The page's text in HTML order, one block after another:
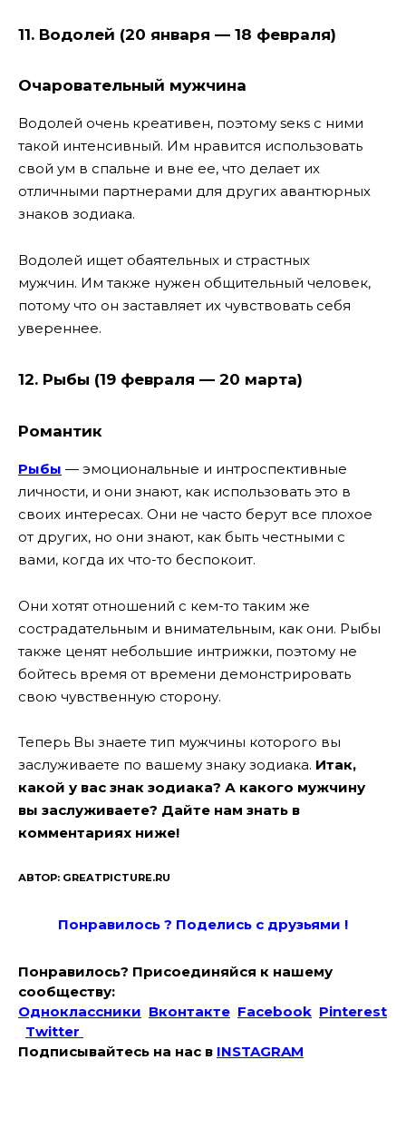
11. Водолей (20 января — 18 февраля)
Очаровательный мужчина
Водолей очень креативен, поэтому sекs с ними
такой интенсивный. Им нравится использовать
свой ум в спальне и вне ее, что делает их
отличными партнерами для других авантюрных
знаков зодиака.
Водолей ищет обаятельных и страстных
мужчин. Им также нужен общительный человек,
потому что он заставляет их чувствовать себя
увереннее.
12. Рыбы (19 февраля — 20 марта)
Романтик
Рыбы — эмоциональные и интроспективные
личности, и они знают, как использовать это в
своих интересах. Они не часто берут все плохое
от других, но они знают, как быть честными с
вами, когда их что-то беспокоит.
Они хотят отношений с кем-то таким же
сострадательным и внимательным, как они. Рыбы
также ценят небольшие интрижки, поэтому не
бойтесь время от времени демонстрировать
свою чувственную сторону.
Теперь Вы знаете тип мужчины которого вы
заслуживаете по вашему знаку зодиака. Итак,
какой у вас знак зодиака? А какого мужчину
вы заслуживаете? Дайте нам знать в
комментариях ниже!
АВТОР: GREATPICTURE.RU
Понравилось ? Поделись с друзьями !
Понравилось? Присоединяйся к нашему
сообществу:
Одноклассники Вконтакте Facebook Pinterest
Twitter
Подписывайтесь на наc в INSTAGRAM